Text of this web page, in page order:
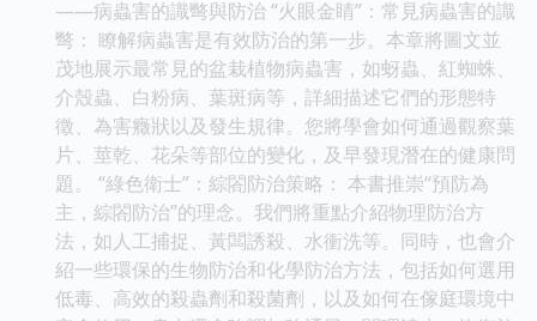
——病蟲害的識彆與防治 “火眼金睛”：常見病蟲害的識
彆： 瞭解病蟲害是有效防治的第一步。本章將圖文並
茂地展示最常見的盆栽植物病蟲害，如蚜蟲、紅蜘蛛、
介殼蟲、白粉病、葉斑病等，詳細描述它們的形態特
徵、為害癥狀以及發生規律。您將學會如何通過觀察葉
片、莖乾、花朵等部位的變化，及早發現潛在的健康問
題。 “綠色衛士”：綜閤防治策略： 本書推崇“預防為
主，綜閤防治”的理念。我們將重點介紹物理防治方
法，如人工捕捉、黃闆誘殺、水衝洗等。同時，也會介
紹一些環保的生物防治和化學防治方法，包括如何選用
低毒、高效的殺蟲劑和殺菌劑，以及如何在傢庭環境中